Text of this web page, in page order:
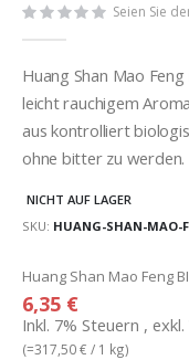
Seien Sie
Huang Shan Mao
leicht rauchigem
aus kontrolliert
ohne bitter zu werden.
NICHT AUF LAGER
SKU HUANG-SHAN-MAO-
Gruppiert
Produkte
-
Artikel
Huang Shan Mao Feng
6,35 €
Inkl. 7% Steuern , exkl.
(=317,50 € / 1 kg)